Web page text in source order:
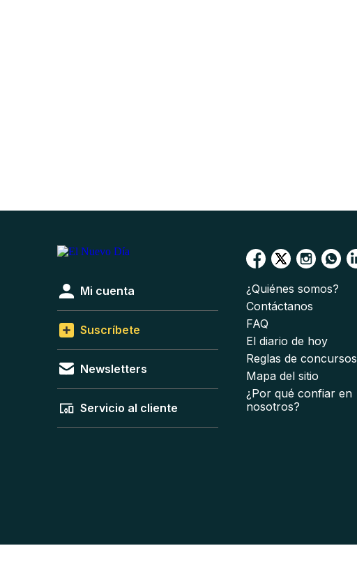
Mi cuenta
Suscríbete
Newsletters
Servicio al cliente
¿Quiénes somos?
Contáctanos
FAQ
El diario de hoy
Reglas de concursos
Mapa del sitio
¿Por qué confiar en
nosotros?